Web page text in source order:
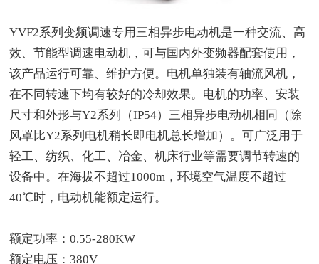
YVF2系列变频调速专用三相异步电动机是一种交流、高
效、节能型调速电动机，可与国内外变频器配套使用，
该产品运行可靠、维护方便。电机单独装有轴流风机，
在不同转速下均有较好的冷却效果。电机的功率、安装
尺寸和外形与Y2系列（IP54）三相异步电动机相同（除
风罩比Y2系列电机稍长即电机总长增加）。可广泛用于
轻工、纺织、化工、冶金、机床行业等需要调节转速的
设备中。在海拔不超过1000m，环境空气温度不超过
40℃时，电动机能额定运行。
额定功率：0.55-280KW
额定电压：380V